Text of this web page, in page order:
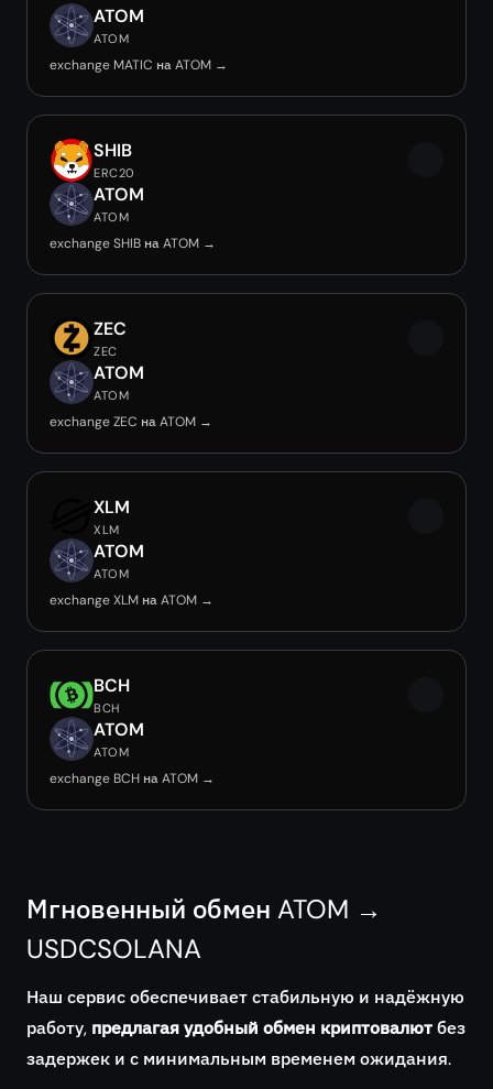
ATOM
ATOM
exchange MATIC на ATOM →
SHIB
ERC20
ATOM
ATOM
exchange SHIB на ATOM →
ZEC
ZEC
ATOM
ATOM
exchange ZEC на ATOM →
XLM
XLM
ATOM
ATOM
exchange XLM на ATOM →
BCH
BCH
ATOM
ATOM
exchange BCH на ATOM →
Мгновенный обмен ATOM →
USDCSOLANA
Наш сервис обеспечивает стабильную и надёжную
работу, предлагая удобный обмен криптовалютбез
задержек и с минимальным временем ожидания.